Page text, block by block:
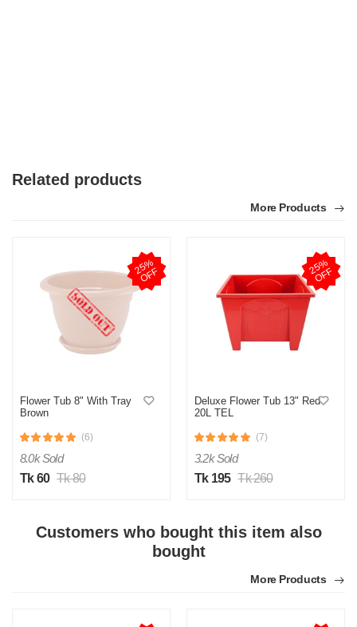
Related products
More Products
2
5
%
O
F
F
Flower Tub 8" With Tray
Brown
(6)
8.0k Sold
Tk 60 Tk 80
2
5
%
O
F
F
Deluxe Flower Tub 13" Red
20L TEL
(7)
3.2k Sold
Tk 195 Tk 260
Customers who bought this item also
bought
More Products